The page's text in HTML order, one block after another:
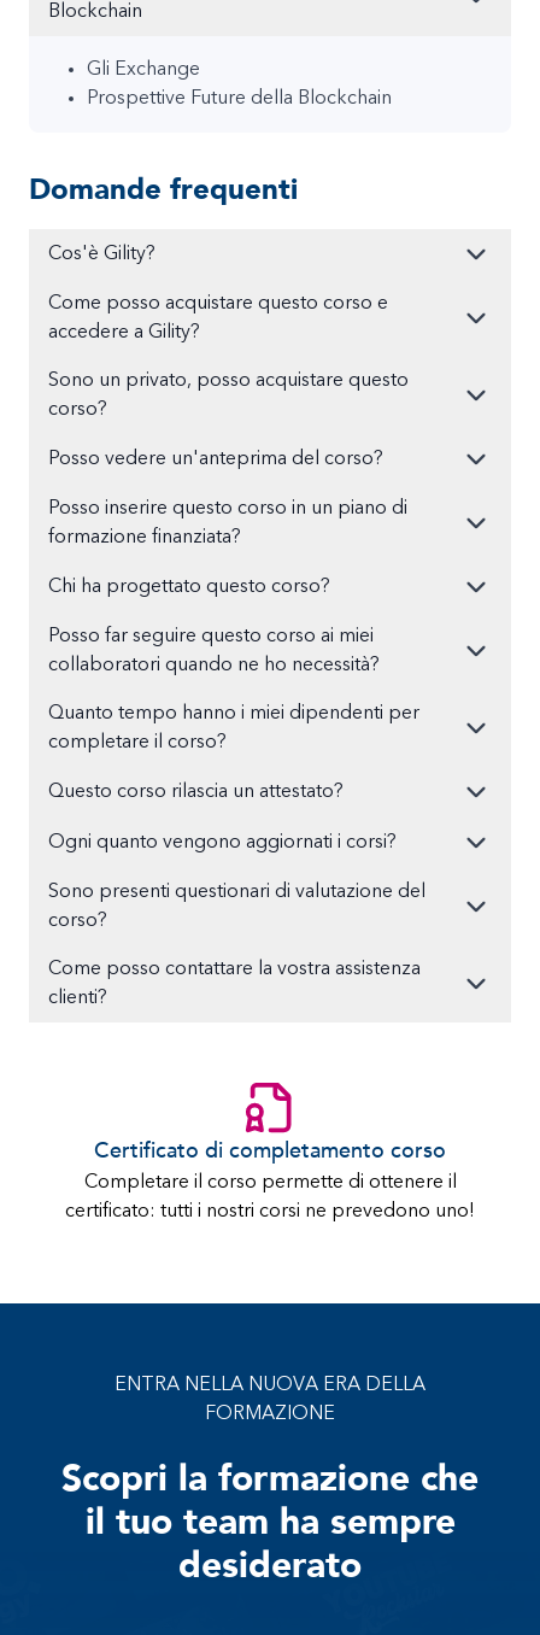
Blockchain
Gli Exchange
Prospettive Future della Blockchain
Domande frequenti
Cos'è Gility?
Come posso acquistare questo corso e
accedere a Gility?
Sono un privato, posso acquistare questo
corso?
Posso vedere un'anteprima del corso?
Posso inserire questo corso in un piano di
formazione finanziata?
Chi ha progettato questo corso?
Posso far seguire questo corso ai miei
collaboratori quando ne ho necessità?
Quanto tempo hanno i miei dipendenti per
completare il corso?
Questo corso rilascia un attestato?
Ogni quanto vengono aggiornati i corsi?
Sono presenti questionari di valutazione del
corso?
Come posso contattare la vostra assistenza
clienti?
Certificato di completamento corso
Completare il corso permette di ottenere il
certificato: tutti i nostri corsi ne prevedono uno!
ENTRA NELLA NUOVA ERA DELLA
FORMAZIONE
Scopri la formazione che
il tuo team ha sempre
desiderato